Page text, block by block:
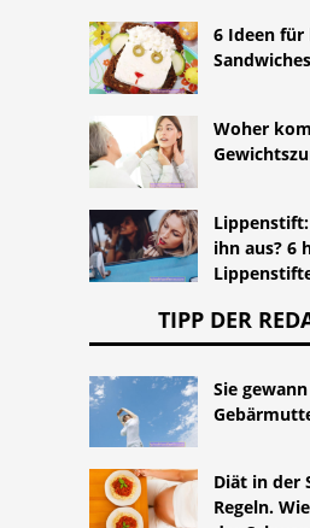
6 Ideen für
Woher
ihn aus? 6
TIPP DER
Sie gewann
Diät in der
Regeln.